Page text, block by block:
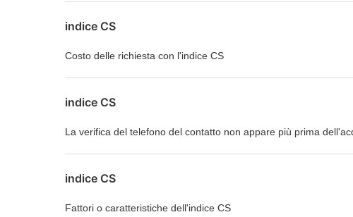
indice CS
Costo delle richiesta con l'indice CS
indice CS
La verifica del telefono del contatto non appare più prima
indice CS
Fattori o caratteristiche dell'indice CS